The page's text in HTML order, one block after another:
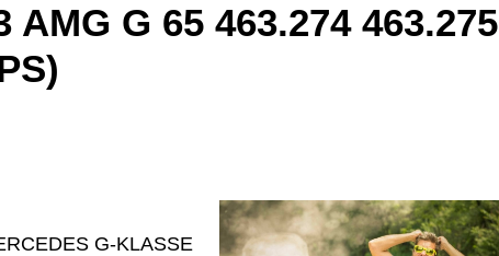
AMG G 65 463.274 463.275
G-KLASSE